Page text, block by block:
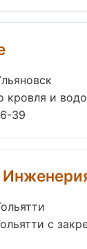
и
39
с